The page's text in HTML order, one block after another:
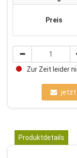
Preis
Zur Zeit leider
jetzt
Produktdetails